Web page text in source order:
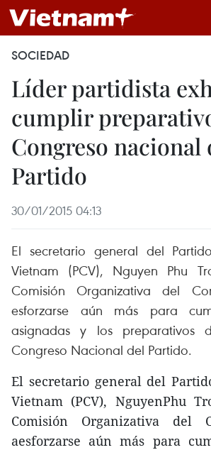
SOCIEDAD
Líder partidista
cumplir
Congreso nacional
Partido
30/01/2015 04:13
El secretario general del
Vietnam (PCV), Nguyen Phu
Comisión Organizativa del
esforzarse aún más para
asignadas y los preparativos
Congreso Nacional del Partido.
El secretario general del
Vietnam (PCV), NguyenPhu
Comisión Organizativa del
aesforzarse aún más para